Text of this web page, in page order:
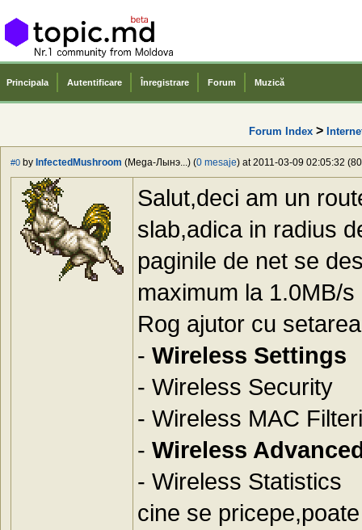
Principala Autentificare Înregistrare Forum Muzică
Forum Index >
#0 by InfectedMushroom (Mega-Лынэ...) (0 mesaje) at 2011-03-09 02:05:32
Salut,deci am un
slab,adica in radius
paginile de net se
maximum la 1.0MB/s
Rog ajutor cu
- Wireless Settings
- Wireless Security
- Wireless MAC
- Wireless
- Wireless Statistics
cine se